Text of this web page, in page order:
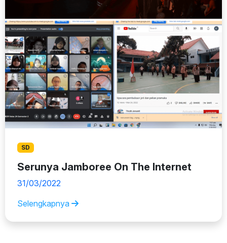
SD
Serunya Jamboree On The Internet
31/03/2022
Selengkapnya